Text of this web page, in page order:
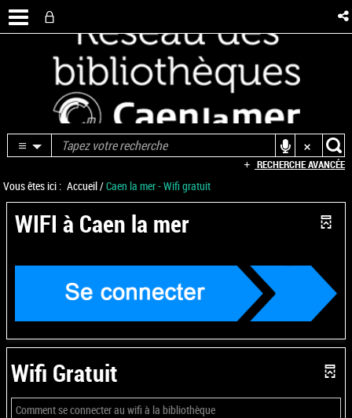
RECHERCHE AVANCÉE
Vous êtes ici : Accueil/Caen la mer - Wifi gratuit
WIFI à Caen la mer
Wifi Gratuit
Comment se connecter au wifi à la bibliothèque